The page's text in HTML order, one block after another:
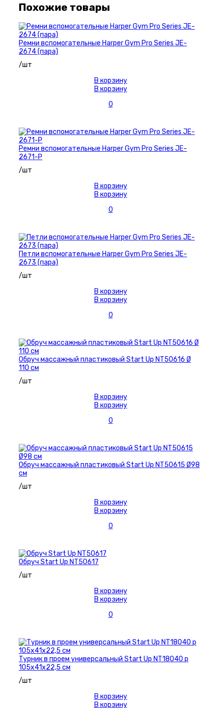
Похожие товары
Ремни вспомогательные Harper Gym Pro Series JE-
2674 (пара)
/шт
В корзину
В корзину
0
Ремни вспомогательные Harper Gym Pro Series JE-
2671-P
/шт
В корзину
В корзину
0
Петли вспомогательные Harper Gym Pro Series JE-
2673 (пара)
/шт
В корзину
В корзину
0
Обруч массажный пластиковый Start Up NT50616 Ø
110 см
/шт
В корзину
В корзину
0
Обруч массажный пластиковый Start Up NT50615 Ø98
см
/шт
В корзину
В корзину
0
Обруч Start Up NT50617
/шт
В корзину
В корзину
0
Турник в проем универсальный Start Up NT18040 р
105х41х22,5 см
/шт
В корзину
В корзину